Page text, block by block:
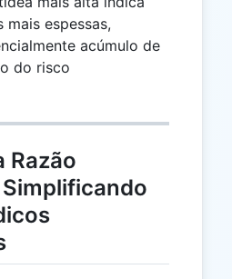
mais espessas,
acúmulo de
do risco
Razão